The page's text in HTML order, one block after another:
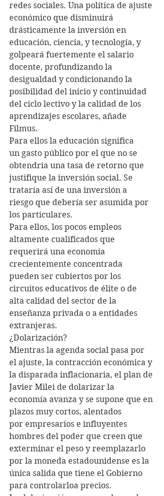
redes sociales. Una política de ajuste
económico que disminuirá
drásticamente la inversión en
educación, ciencia, y tecnología, y
golpeará fuertemente el salario
docente, profundizando la
desigualdad y condicionando la
posibilidad del inicio y continuidad
del ciclo lectivo y la calidad de los
aprendizajes escolares, añade
Filmus.
Para ellos la educación significa
un gasto público por el que no se
obtendría una tasa de retorno que
justifique la inversión social. Se
trataría así de una inversión a
riesgo que debería ser asumida por
los particulares.
Para ellos, los pocos empleos
altamente cualificados que
requerirá una economía
crecientemente concentrada
pueden ser cubiertos por los
circuitos educativos de élite o de
alta calidad del sector de la
enseñanza privada o a entidades
extranjeras.
¿Dolarización?
Mientras la agenda social pasa por
el ajuste, la contracción económica y
la disparada inflacionaria, el plan de
Javier Milei de dolarizar la
economía avanza y se supone que en
plazos muy cortos, alentados
por empresarios e influyentes
hombres del poder que creen que
exterminar el peso y reemplazarlo
por la moneda estadounidense es la
única salida que tiene el Gobierno
para controlarloa precios.